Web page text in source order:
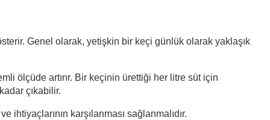
Genel olarak, yetişkin bir keçi günlük olarak yaklaşık
ölçüde artırır. Bir keçinin ürettiği her litre süt için
çıkabilir.
karşılanması sağlanmalıdır.